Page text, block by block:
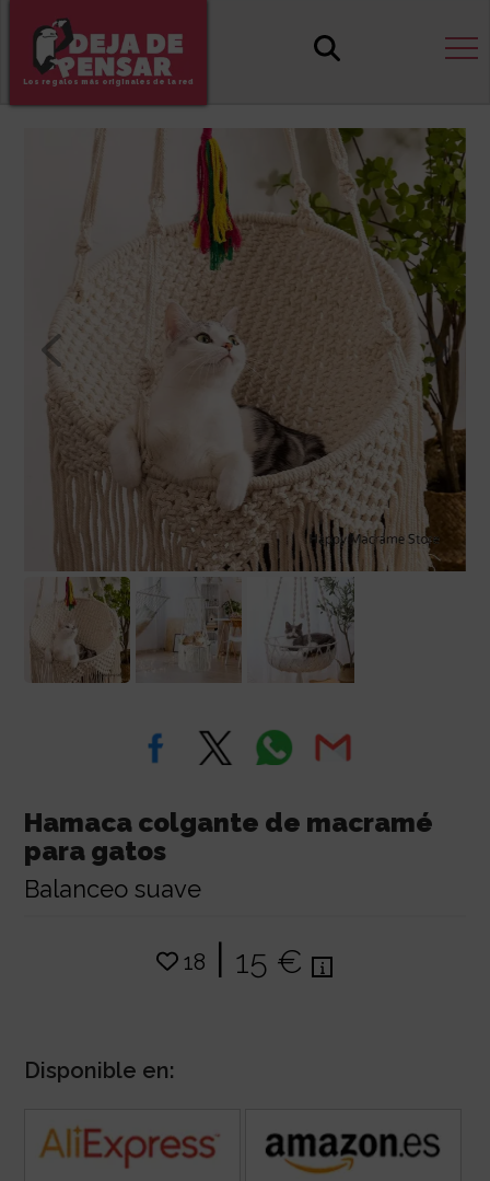
Los regalos más originales de la red
Hamaca colgante de macramé
para gatos
Balanceo suave
18 | 15 €
Disponible en: